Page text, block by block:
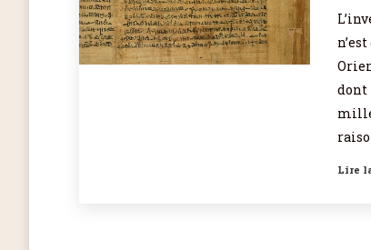
dont
Lire